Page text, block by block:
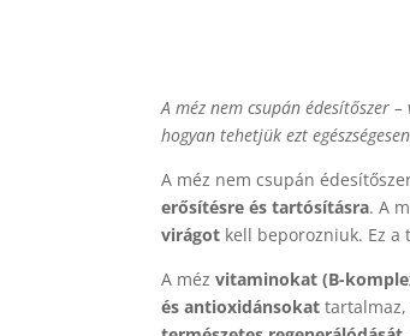
A méz nem csupán édesítőszer
hogyan tehetjük ezt
A méz nem csupán
erősítésre és tartósításra. A
virágot kell beporozniuk. Ez
A mézvitaminokat (B-
és antioxidánsokat